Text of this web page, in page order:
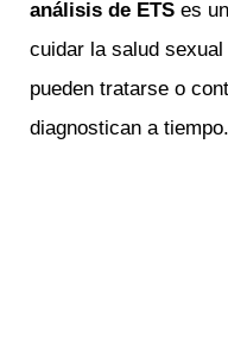
análisis de ETS es
cuidar la salud
pueden tratarse o
diagnostican a tiempo.